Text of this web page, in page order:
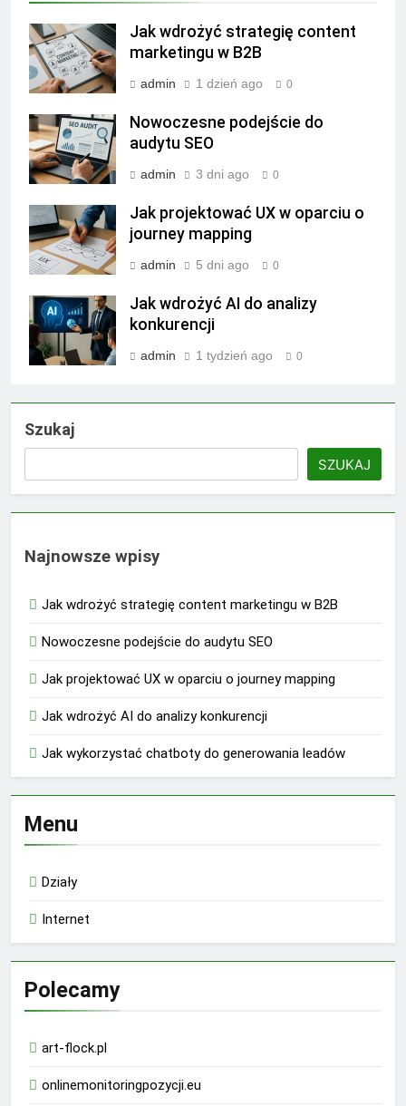
Jak wdrożyć strategię content
marketingu w B2B
admin 1 dzień ago 0
Nowoczesne podejście do
audytu SEO
admin 3 dni ago 0
Jak projektować UX w oparciu o
journey mapping
admin 5 dni ago 0
Jak wdrożyć AI do analizy
konkurencji
admin 1 tydzień ago 0
Szukaj
SZUKAJ
Najnowsze wpisy
Jak wdrożyć strategię content marketingu w B2B
Nowoczesne podejście do audytu SEO
Jak projektować UX w oparciu o journey mapping
Jak wdrożyć AI do analizy konkurencji
Jak wykorzystać chatboty do generowania leadów
Menu
Działy
Internet
Polecamy
art-flock.pl
onlinemonitoringpozycji.eu